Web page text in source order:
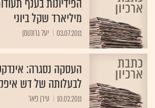
מיליארד שקל ביוני
03.07.2011 יעל גרונטמן
העסקה נסגרה:
לבעלותה של דש
10.02.2011 עירן פאר